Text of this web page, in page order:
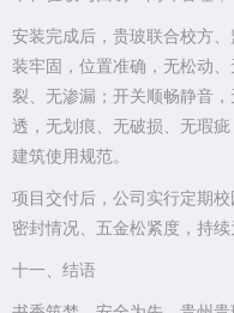
安装完成后，贵玻联合校方
装牢固，位置准确，无松动
裂、无渗漏；开关顺畅静音
透，无划痕、无破损、无瑕
建筑使用规范。
项目交付后，公司实行定期
密封情况、五金松紧度，持
十一、结语